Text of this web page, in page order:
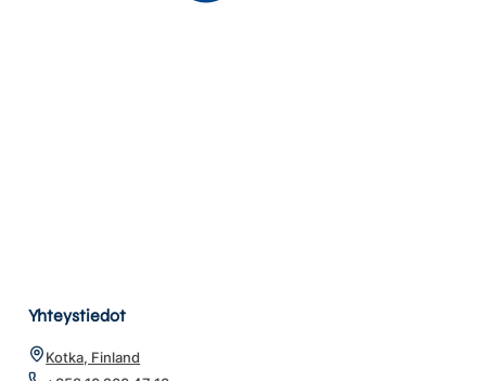
Yhteystiedot
Kotka, Finland